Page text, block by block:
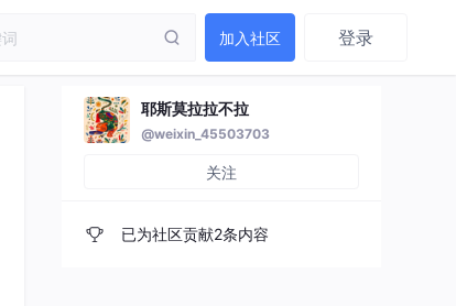
加入社区 登录
耶斯莫拉拉不拉
@weixin_45503703
关注
已为社区贡献2条内容